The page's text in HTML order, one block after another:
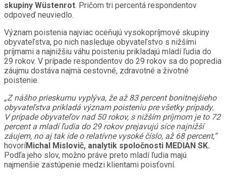
skupiny Wüstenrot. Pričom tri percentá respondentov
odpoveď neuviedlo.
Význam poistenia najviac oceňujú vysokopríjmové skupiny
obyvateľstva, po nich nasleduje obyvateľstvo s nižšími
príjmami a najnižšiu váhu poisteniu prikladajú mladí ľudia do
29 rokov. V prípade respondentov do 29 rokov sa do popredia
záujmu dostáva najmä cestovné, zdravotné a životné
poistenie.
„Z nášho prieskumu vyplýva, že až 83 percent bonitnejšieho
obyvateľstva prikladá význam poisteniu pre všetky prípady.
V prípade obyvateľov nad 50 rokov, s nižším príjmom je to 72
percent a mladí ľudia do 29 rokov prejavujú síce najnižší
záujem, no aj tak ide o relatívne vysoké číslo, až 68 percent,“
hovoríMichal Mislovič, analytik spoločnosti MEDIAN SK.
Podľa jeho slov, možno práve preto mladí ľudia majú
najmenšie zastúpenie medzi klientami poisťovní.